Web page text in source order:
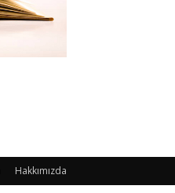
Hakkımızda